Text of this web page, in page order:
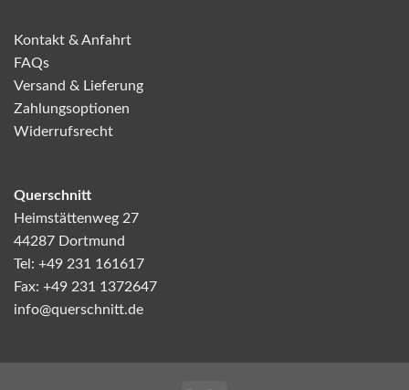
Kontakt & Anfahrt
FAQs
Versand & Lieferung
Zahlungsoptionen
Widerrufsrecht
Querschnitt
Heimstättenweg 27
44287 Dortmund
Tel: +49 231 161617
Fax: +49 231 1372647
info@querschnitt.de